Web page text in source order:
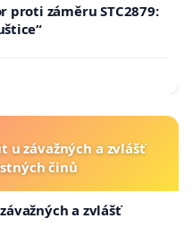
záměru STC2879:
u závažných a zvlášť
činů
a zvlášť